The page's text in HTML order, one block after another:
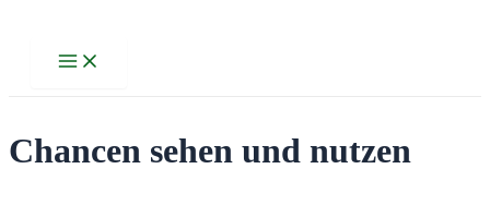
Main
Chancen sehen und nutzen